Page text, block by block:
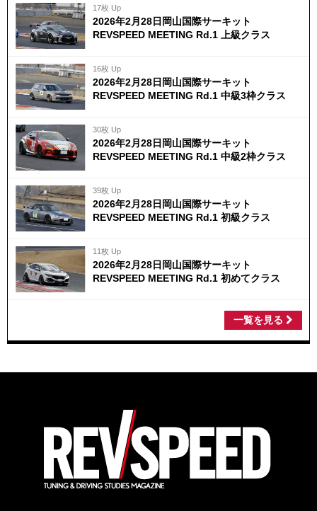
17枚 Up
2026年2月28日岡山国際サーキット
REVSPEED MEETING Rd.1 上級クラス
16枚 Up
2026年2月28日岡山国際サーキット
REVSPEED MEETING Rd.1 中級3枠クラス
30枚 Up
2026年2月28日岡山国際サーキット
REVSPEED MEETING Rd.1 中級2枠クラス
39枚 Up
2026年2月28日岡山国際サーキット
REVSPEED MEETING Rd.1 初級クラス
11枚 Up
2026年2月28日岡山国際サーキット
REVSPEED MEETING Rd.1 初めてクラス
一覧を見る